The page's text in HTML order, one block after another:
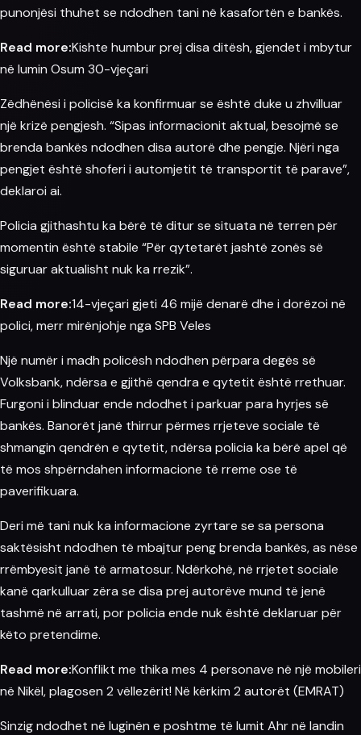
punonjësi thuhet se ndodhen tani në kasafortën e bankës.
Read more:Kishte humbur prej disa ditësh, gjendet i mbytur
në lumin Osum 30-vjeçari
Zëdhënësi i policisë ka konfirmuar se është duke u zhvilluar
një krizë pengjesh. “Sipas informacionit aktual, besojmë se
brenda bankës ndodhen disa autorë dhe pengje. Njëri nga
pengjet është shoferi i automjetit të transportit të parave”,
deklaroi ai.
Policia gjithashtu ka bërë të ditur se situata në terren për
momentin është stabile “Për qytetarët jashtë zonës së
siguruar aktualisht nuk ka rrezik”.
Read more:14-vjeçari gjeti 46 mijë denarë dhe i dorëzoi në
polici, merr mirënjohje nga SPB Veles
Një numër i madh policësh ndodhen përpara degës së
Volksbank, ndërsa e gjithë qendra e qytetit është rrethuar.
Furgoni i blinduar ende ndodhet i parkuarpara hyrjes së
bankës. Banorët janë thirrur përmes rrjeteve sociale të
shmangin qendrën e qytetit, ndërsa policia ka bërë apel që
të mos shpërndahen informacione të rreme ose të
paverifikuara.
Deri më tani nuk ka informacione zyrtare se sa persona
saktësisht ndodhen të mbajtur peng brenda bankës, as nëse
rrëmbyesit janë të armatosur. Ndërkohë, në rrjetet sociale
kanë qarkulluar zëra se disa prej autorëve mund të jenë
tashmë në arrati, por policia ende nuk është deklaruar për
këto pretendime.
Read more:Konflikt me thika mes 4 personave në një mobileri
në Nikël, plagosen 2 vëllezërit! Në kërkim 2 autorët (EMRAT)
Sinzig ndodhet në luginën e poshtme të lumit Ahr në landin